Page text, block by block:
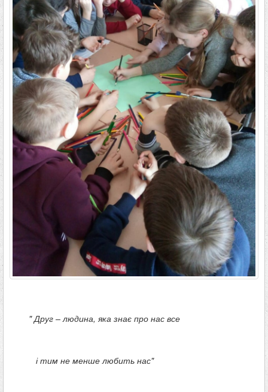
" Друг – людина, яка знає про нас все
і тим не менше любить нас"